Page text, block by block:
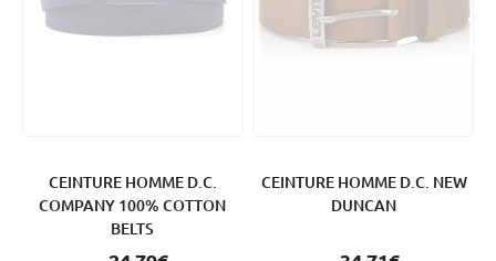
CEINTURE HOMME D.C.
COMPANY 100% COTTON
BELTS
CEINTURE HOMME D.C. NEW
DUNCAN